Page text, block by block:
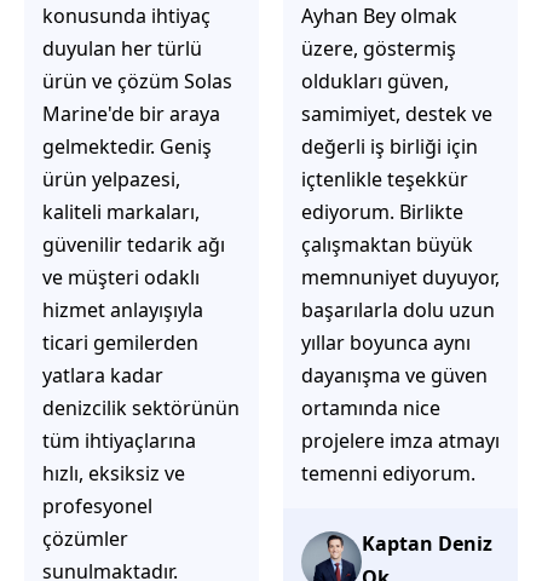
Ayhan Bey olmak
üzere, göstermiş
oldukları güven,
samimiyet, destek ve
değerli iş birliği için
içtenlikle teşekkür
ediyorum. Birlikte
çalışmaktan büyük
memnuniyet duyuyor,
başarılarla dolu uzun
yıllar boyunca aynı
dayanışma ve güven
ortamında nice
projelere imza atmayı
temenni ediyorum.
Kaptan Deniz
işlerinin gerçekten
çözüm üretmeye
odaklı olduğunu
hemen fark
ediyorsunuz.
İhtiyaçlarınıza hızlı ve
doğru çözümler
sunmaya çalışıyorlar.
Müşteri
memnuniyetini ön
planda tutan
yaklaşımları, ilgili
iletişimleri ve
güvenilir hizmet
anlayışları sayesinde
başarılı bir ekip
olduklarını